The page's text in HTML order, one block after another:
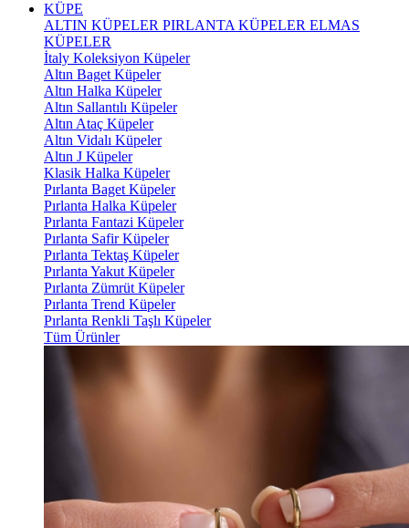
KÜPE
ALTIN KÜPELER PIRLANTA KÜPELER ELMAS
KÜPELER
İtaly Koleksiyon Küpeler
Altın Baget Küpeler
Altın Halka Küpeler
Altın Sallantılı Küpeler
Altın Ataç Küpeler
Altın Vidalı Küpeler
Altın J Küpeler
Klasik Halka Küpeler
Pırlanta Baget Küpeler
Pırlanta Halka Küpeler
Pırlanta Fantazi Küpeler
Pırlanta Safir Küpeler
Pırlanta Tektaş Küpeler
Pırlanta Yakut Küpeler
Pırlanta Zümrüt Küpeler
Pırlanta Trend Küpeler
Pırlanta Renkli Taşlı Küpeler
Tüm Ürünler